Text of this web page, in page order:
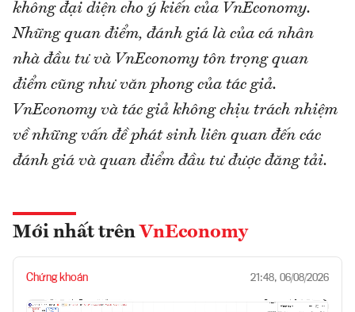
không đại diện cho ý kiến của VnEconomy.
Những quan điểm, đánh giá là của cá nhân
nhà đầu tư và VnEconomy tôn trọng quan
điểm cũng như văn phong của tác giả.
VnEconomy và tác giả không chịu trách nhiệm
về những vấn đề phát sinh liên quan đến các
đánh giá và quan điểm đầu tư được đăng tải.
Mới nhất trên VnEconomy
Chứng khoán 21:48, 06/08/2026